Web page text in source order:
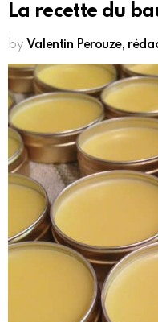
La recette du
by Valentin Perouze,